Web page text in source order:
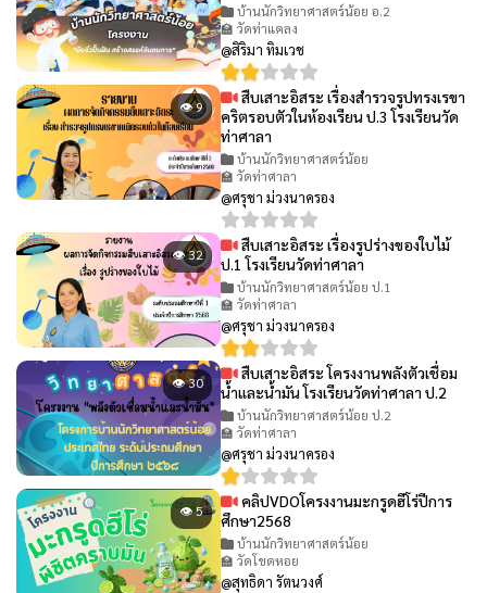
บ้านนักวิทยาศาสตร์น้อย อ.2
🏫 วัดท่าแคลง
@สิริมา ทิมเวช
👁 9
สืบเสาะอิสระ เรื่องสำรวจรูปทรงเรขา
คริตรอบตัวในห้องเรียน ป.3 โรงเรียนวัด
ท่าศาลา
บ้านนักวิทยาศาสตร์น้อย
🏫 วัดท่าศาลา
@ศรุชา ม่วงนาครอง
👁 32
สืบเสาะอิสระ เรื่องรูปร่างของใบไม้
ป.1 โรงเรียนวัดท่าศาลา
บ้านนักวิทยาศาสตร์น้อย ป.1
🏫 วัดท่าศาลา
@ศรุชา ม่วงนาครอง
👁 30
สืบเสาะอิสระ โครงงานพลังตัวเชื่อม
น้ำและน้ำมัน โรงเรียนวัดท่าศาลา ป.2
บ้านนักวิทยาศาสตร์น้อย ป.2
🏫 วัดท่าศาลา
@ศรุชา ม่วงนาครอง
👁 5
คลิปVDOโครงงานมะกรูดฮีโร่ปีการ
ศึกษา2568
บ้านนักวิทยาศาสตร์น้อย
🏫 วัดโขดหอย
@สุทธิดา รัตนวงศ์